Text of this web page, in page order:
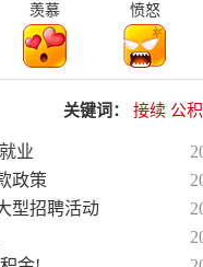
羡慕 愤怒
关键词： 接续 公
业
政策
型招聘活动